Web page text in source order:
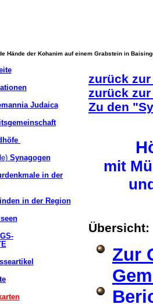
Hände der Kohanim auf einem Grabstein in
Judaica
Synagogen
in der
in der Region
zurück
zurück
Zu den
mit
Übersicht:
Zur